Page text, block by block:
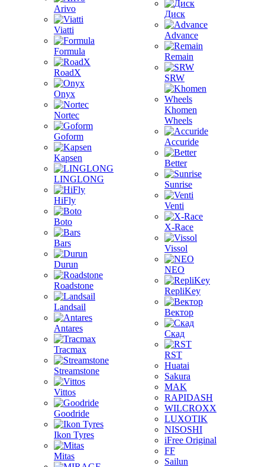
Arivo
Viatti
Formula
RoadX
Onyx
Nortec
Goform
Kapsen
LINGLONG
HiFly
Boto
Bars
Durun
Roadstone
Landsail
Antares
Tracmax
Streamstone
Vittos
Goodride
Ikon Tyres
Mitas
Диск
Advance
Remain
SRW
Khomen
Wheels
Accuride
Better
Sunrise
Venti
X-Race
Vissol
NEO
RepliKey
Вектор
Скад
RST
Huatai
Sakura
MAK
RAPIDASH
WILCROXX
LUXOTIK
NISOSHI
iFree Original
FF
Sailun